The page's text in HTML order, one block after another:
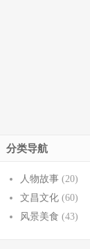
分类导航
人物故事 (20)
文昌文化 (60)
风景美食 (43)